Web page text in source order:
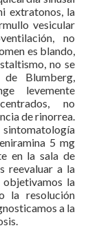
extratonos, la
vesicular
no
es blando,
no se
Blumberg,
levemente
no
de rinorrea.
5 mg
en la sala de
reevaluar a la
la
la resolución
a la